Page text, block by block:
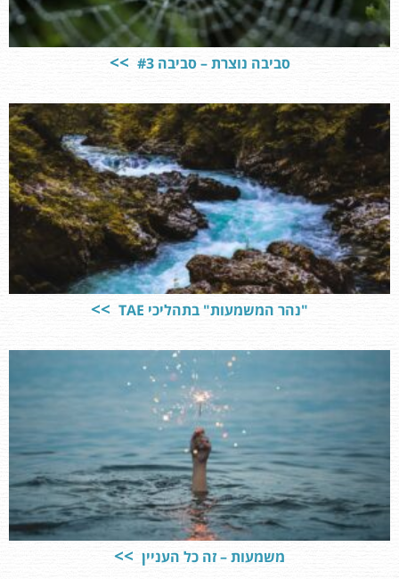
סביבה נוצרת – סביבה #3
"נהר המשמעות" בתהליכי TAE
משמעות – זה כל העניין